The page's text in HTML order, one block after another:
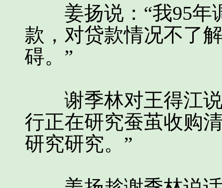
姜扬说：“我95年
款，对贷款情况不了
碍。”
谢季林对王得江说
行正在研究蚕茧收购
研究研究。”